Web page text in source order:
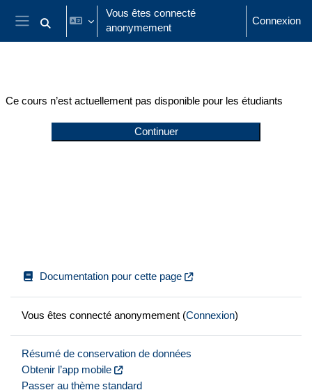
Passer au contenu principal
Panneau latéral
Activer/désactiver la saisie de recherche
Vous êtes connecté
anonymement
Connexion
Ce cours n’est actuellement pas disponible pour les étudiants
Continuer
Documentation pour cette page
Vous êtes connecté anonymement (Connexion)
Résumé de conservation de données
Obtenir l’app mobile
Passer au thème standard